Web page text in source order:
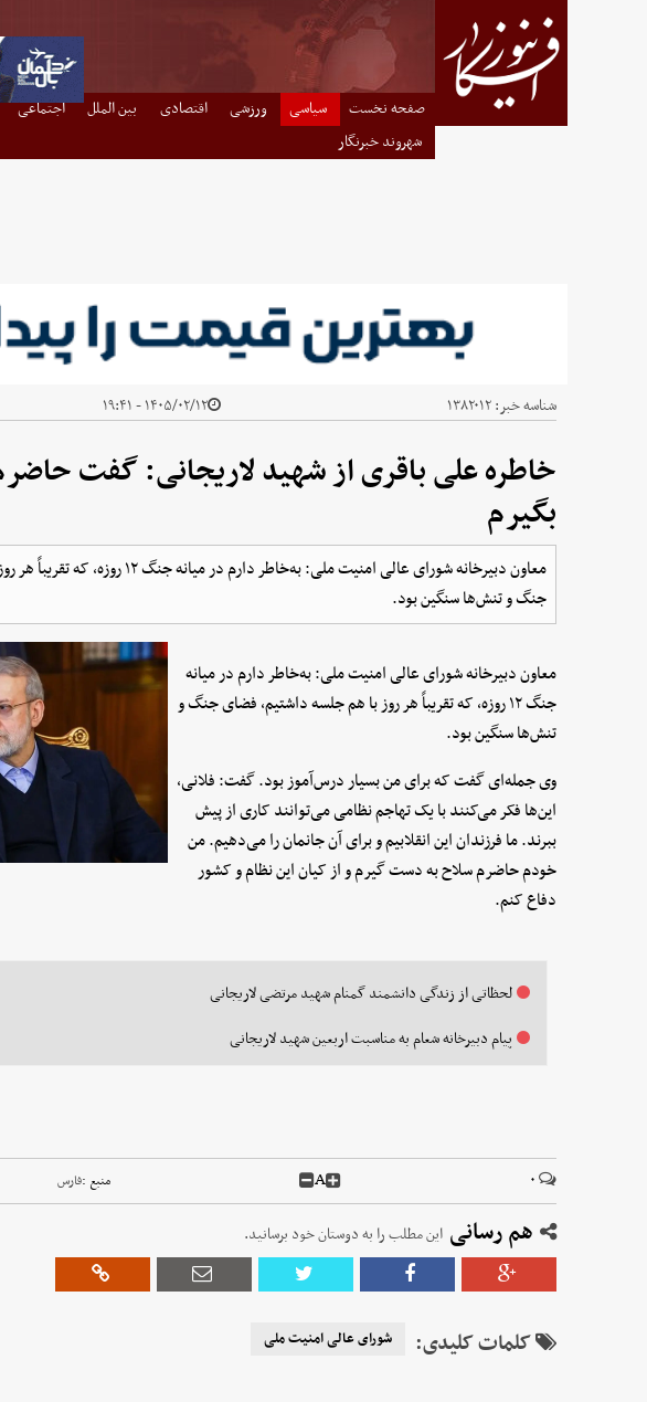
صفحه نخست سیاسی ورزشی اقتصادی بین الملل اجتماعی
شهروند خبرنگار
شناسه خبر:۱۳۸۲۰۱۲ ۱۴۰۵/۰۲/۱۲ - ۱۹:۴۱
خاطره علی باقری از شهید لاریجانی: گفت
بگیرم
معاون دبیرخانه شورای عالی امنیت ملی: به‌خاطر
جنگ و تنش‌ها سنگین بود.
معاون دبیرخانه شورای عالی امنیت ملی: به‌خاطر دارم در میانه
جنگ ۱۲ روزه، که تقریباً هر روز با هم جلسه داشتیم، فضای جنگ و
تنش‌ها سنگین بود.
وی جمله‌ای گفت که برای من بسیار درس‌آموز بود. گفت: فلانی،
این‌ها فکر می‌کنند با یک تهاجم نظامی می‌توانند کاری از پیش
ببرند. ما فرزندان این انقلابیم و برای آن جانمان را می‌دهیم. من
خودم حاضرم سلاح به دست گیرم و از کیان این نظام و کشور
دفاع کنم.
لحظاتی از زندگی دانشمند گمنام شهید مرتضی لاریجانی
پیام دبیرخانه شعام به مناسبت اربعین شهید لاریجانی
۰ A منبع :فارس
هم رسانی این مطلب را به دوستان خود برسانید.
کلمات کلیدی: شورای عالی امنیت ملی